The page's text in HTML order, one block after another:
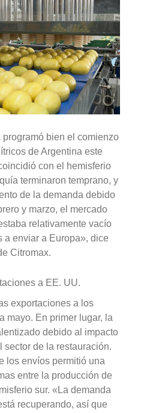
programó bien el comienzo
de Argentina este
con el hemisferio
terminaron temprano, y
de la demanda debido
y marzo, el mercado
relativamente vacío
a enviar a Europa», dice
Citromax.
a EE. UU.
exportaciones a los
mayo. En primer lugar, la
debido al impacto
sector de la restauración.
los envíos permitió una
entre la producción de
sur. «La demanda
recuperando, así que